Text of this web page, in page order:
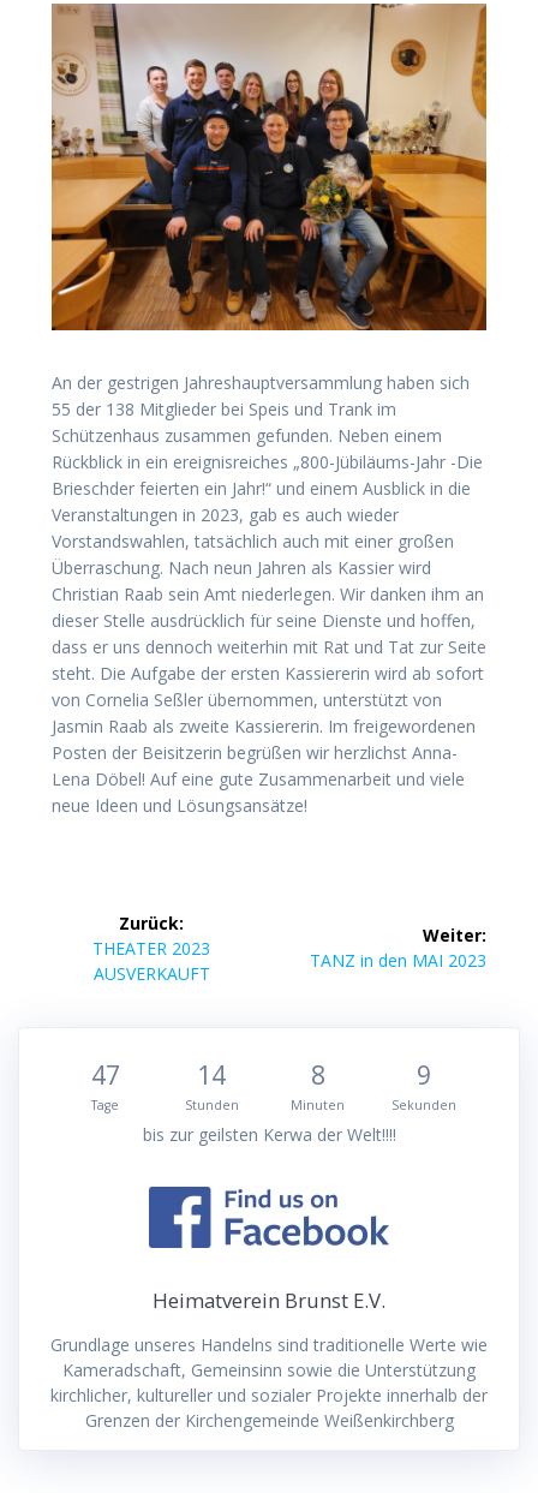
An der gestrigen Jahreshauptversammlung haben sich
55 der 138 Mitglieder bei Speis und Trank im
Schützenhaus zusammen gefunden. Neben einem
Rückblick in ein ereignisreiches „800-Jübiläums-Jahr -Die
Brieschder feierten ein Jahr!“ und einem Ausblick in die
Veranstaltungen in 2023, gab es auch wieder
Vorstandswahlen, tatsächlich auch mit einer großen
Überraschung. Nach neun Jahren als Kassier wird
Christian Raab sein Amt niederlegen. Wir danken ihm an
dieser Stelle ausdrücklich für seine Dienste und hoffen,
dass er uns dennoch weiterhin mit Rat und Tat zur Seite
steht. Die Aufgabe der ersten Kassiererin wird ab sofort
von Cornelia Seßler übernommen, unterstützt von
Jasmin Raab als zweite Kassiererin. Im freigewordenen
Posten der Beisitzerin begrüßen wir herzlichst Anna-
Lena Döbel! Auf eine gute Zusammenarbeit und viele
neue Ideen und Lösungsansätze!
Beitragsnavigation
Zurück:
Vorheriger
Beitrag:
THEATER 2023
AUSVERKAUFT
Weiter:
Nächster
TANZ in den MAI 2023
47
Tage
14
Stunden
8
Minuten
8
Sekunden
bis zur geilsten Kerwa der Welt!!!!
Heimatverein Brunst E.V.
Grundlage unseres Handelns sind traditionelle Werte wie
Kameradschaft, Gemeinsinn sowie die Unterstützung
kirchlicher, kultureller und sozialer Projekte innerhalb der
Grenzen der Kirchengemeinde Weißenkirchberg